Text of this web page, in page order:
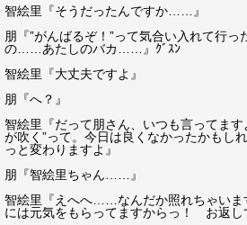
智絵里『そうだったんですか……』
朋『”がんばるぞ！”って気合い入れて行
の……あたしのバカ……』ｸﾞｽﾝ
智絵里『大丈夫ですよ』
朋『へ？』
智絵里『だって朋さん、いつも言ってま
が吹く”って。今日は良くなかったかもし
っと変わりますよ』
朋『智絵里ちゃん……』
智絵里『えへへ……なんだか照れちゃい
には元気をもらってますからっ！ お返し